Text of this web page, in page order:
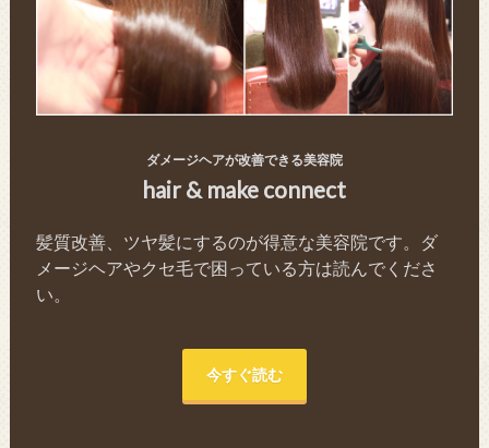
ダメージヘアが改善できる美容院
hair & make connect
髪質改善、ツヤ髪にするのが得意な美容院です。ダ
メージヘアやクセ毛で困っている方は読んでくださ
い。
今すぐ読む